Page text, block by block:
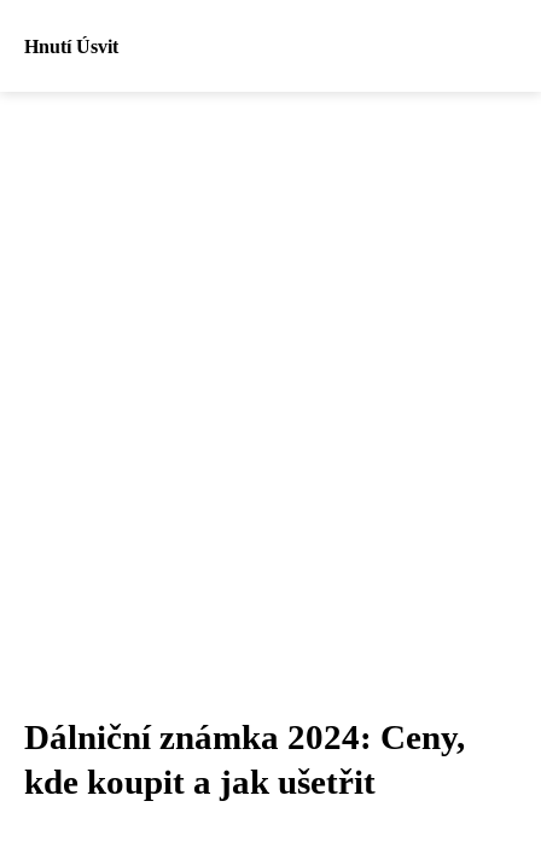
Hnutí Úsvit
Dálniční známka 2024: Ceny,
kde koupit a jak ušetřit